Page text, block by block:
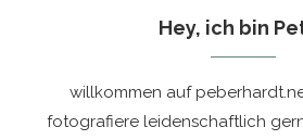
Hey, ich bin
willkommen auf
fotografiere leidenschaftlich